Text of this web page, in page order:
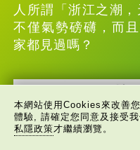
人所謂「浙江之潮
不僅氣勢磅礴，而
家都見過嗎？
本網站使用Cookies來改善
體驗, 請確定您同意及接受我
私隱政策才繼續瀏覽。